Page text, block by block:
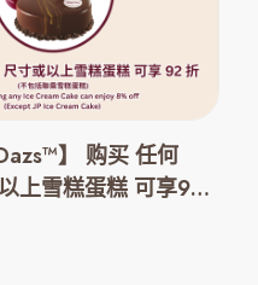
】 购买 任何
上雪糕蛋糕 可享92